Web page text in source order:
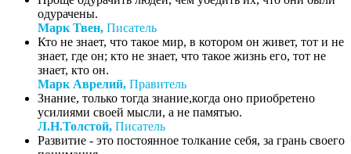
одурачены.
Марк Твен, Писатель
Кто не знает, что такое мир, в котором он живет, тот и не
знает, где он; кто не знает, что такое жизнь его, тот не
знает, кто он.
Марк Аврелий, Правитель
Знание, только тогда знание,когда оно приобретено
усилиями своей мысли, а не памятью.
Л.Н.Толстой, Писатель
Развитие - это постоянное толкание себя, за грань своего